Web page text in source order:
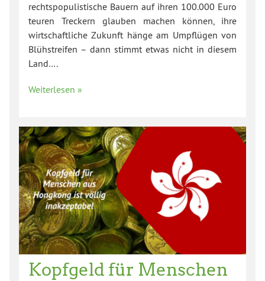
rechtspopulistische Bauern auf ihren 100.000 Euro
teuren Treckern glauben machen können, ihre
wirtschaftliche Zukunft hänge am Umpflügen von
Blühstreifen – dann stimmt etwas nicht in diesem
Land….
Weiterlesen »
Kopfgeld für Menschen